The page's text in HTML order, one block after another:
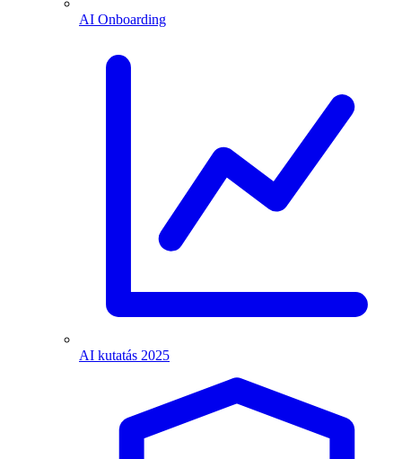
AI Onboarding
AI kutatás 2025